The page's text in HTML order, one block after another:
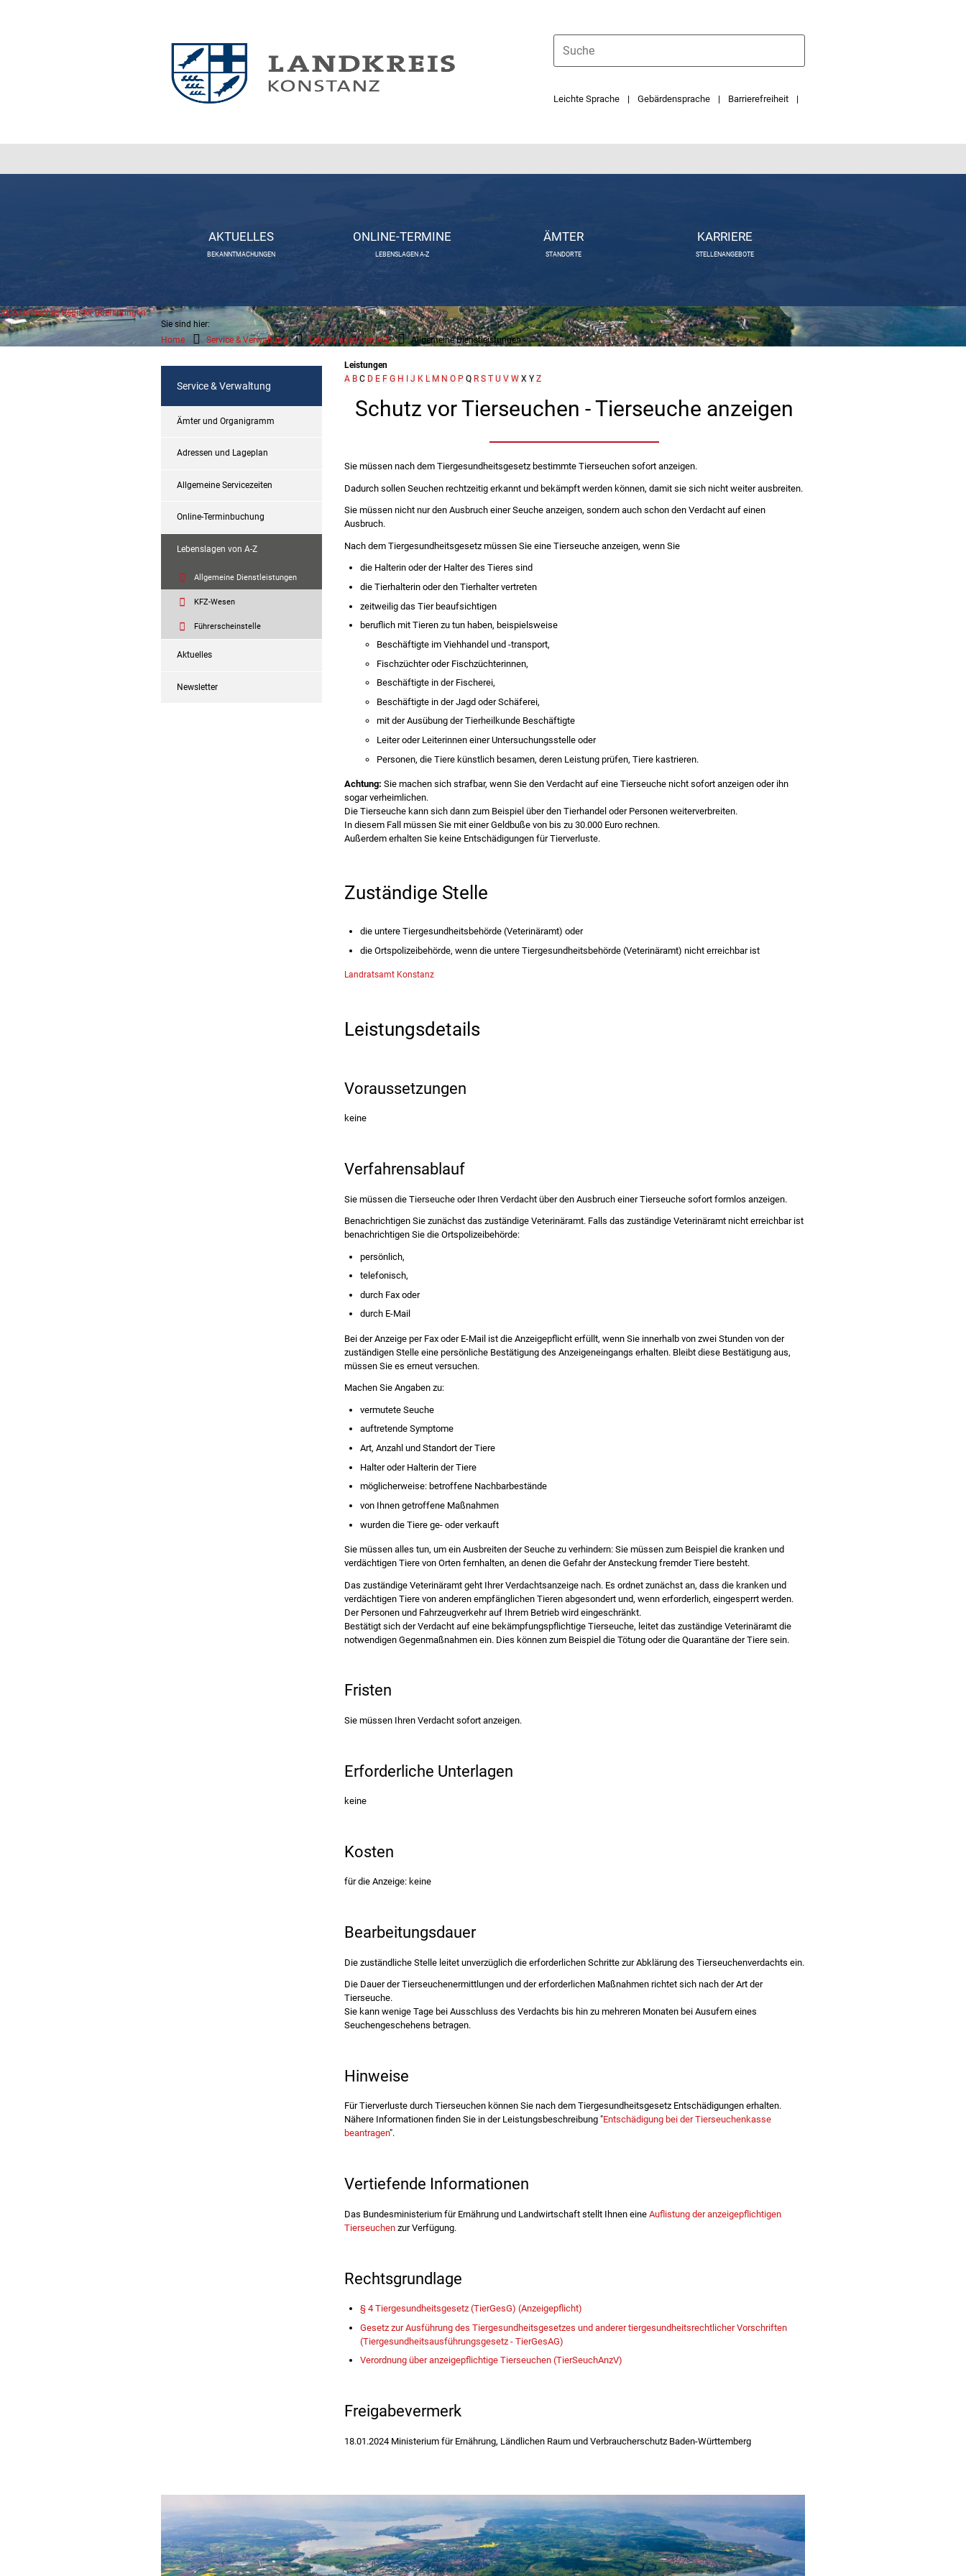
Leichte Sprache Gebärdensprache Barrierefreiheit
AKTUELLES
BEKANNTMACHUNGEN
ONLINE-TERMINE
LEBENSLAGEN A-Z
ÄMTER
STANDORTE
KARRIERE
STELLENANGEBOTE
Sie sind hier:
Home
Service & Verwaltung Lebenslagen von A-Z Allgemeine Dienstleistungen
Service & Verwaltung
Ämter und Organigramm
Adressen und Lageplan
Allgemeine Servicezeiten
Online-Terminbuchung
Lebenslagen von A-Z
Allgemeine Dienstleistungen
KFZ-Wesen
Führerscheinstelle
Aktuelles
Newsletter
Leistungen
Alphabetisches Register überspringen
A B C D E F G H I J K L M N O P Q R S T U V W X Y Z
Schutz vor Tierseuchen - Tierseuche anzeigen
Sie müssen nach dem Tiergesundheitsgesetz bestimmte Tierseuchen sofort anzeigen.
Dadurch sollen Seuchen rechtzeitig erkannt und bekämpft werden können, damit sie sich nicht weiter ausbreiten.
Sie müssen nicht nur den Ausbruch einer Seuche anzeigen, sondern auch schon den Verdacht auf einen
Ausbruch.
Nach dem Tiergesundheitsgesetz müssen Sie eine Tierseuche anzeigen, wenn Sie
die Halterin oder der Halter des Tieres sind
die Tierhalterin oder den Tierhalter vertreten
zeitweilig das Tier beaufsichtigen
beruflich mit Tieren zu tun haben, beispielsweise
Beschäftigte im Viehhandel und -transport,
Fischzüchter oder Fischzüchterinnen,
Beschäftigte in der Fischerei,
Beschäftigte in der Jagd oder Schäferei,
mit der Ausübung der Tierheilkunde Beschäftigte
Leiter oder Leiterinnen einer Untersuchungsstelle oder
Personen, die Tiere künstlich besamen, deren Leistung prüfen, Tiere kastrieren.
Achtung: Sie machen sich strafbar, wenn Sie den Verdacht auf eine Tierseuche nicht sofort anzeigen oder ihn
sogar verheimlichen.
Die Tierseuche kann sich dann zum Beispiel über den Tierhandel oder Personenweiterverbreiten.
In diesem Fall müssen Sie mit einer Geldbuße von bis zu 30.000 Euro rechnen.
Außerdem erhalten Sie keine Entschädigungen für Tierverluste.
Zuständige Stelle
die untere Tiergesundheitsbehörde (Veterinäramt) oder
die Ortspolizeibehörde, wenn die untere Tiergesundheitsbehörde (Veterinäramt) nicht erreichbar ist
Landratsamt Konstanz
Leistungsdetails
Voraussetzungen
keine
Verfahrensablauf
Sie müssen die Tierseuche oder Ihren Verdacht über den Ausbruch einer Tierseuche sofort formlos anzeigen.
Benachrichtigen Sie zunächst das zuständige Veterinäramt. Falls das zuständige Veterinäramt nicht erreichbar ist
benachrichtigen Sie die Ortspolizeibehörde:
persönlich,
telefonisch,
durch Fax oder
durch E-Mail
Bei der Anzeige per Fax oder E-Mail ist die Anzeigepflicht erfüllt, wenn Sie innerhalb von zwei Stunden von der
zuständigen Stelle eine persönliche Bestätigung des Anzeigeneingangs erhalten. Bleibt diese Bestätigung aus,
müssen Sie es erneut versuchen.
Machen Sie Angaben zu:
vermutete Seuche
auftretende Symptome
Art, Anzahl und Standort der Tiere
Halter oder Halterin der Tiere
möglicherweise: betroffene Nachbarbestände
von Ihnen getroffene Maßnahmen
wurden die Tiere ge- oder verkauft
Sie müssen alles tun, um ein Ausbreiten der Seuche zu verhindern: Sie müssen zum Beispiel die kranken und
verdächtigen Tiere von Orten fernhalten, an denen die Gefahr der Ansteckung fremder Tiere besteht.
Das zuständige Veterinäramt geht Ihrer Verdachtsanzeige nach. Es ordnet zunächst an, dass die kranken und
verdächtigen Tiere von anderen empfänglichen Tieren abgesondert und, wenn erforderlich, eingesperrt werden.
Der Personen und Fahrzeugverkehr auf Ihrem Betrieb wird eingeschränkt.
Bestätigt sich der Verdacht auf eine bekämpfungspflichtige Tierseuche, leitet das zuständige Veterinäramt die
notwendigen Gegenmaßnahmen ein. Dies können zum Beispiel die Tötung oder die Quarantäne der Tiere sein.
Fristen
Sie müssen Ihren Verdacht sofort anzeigen.
Erforderliche Unterlagen
keine
Kosten
für die Anzeige: keine
Bearbeitungsdauer
Die zuständliche Stelle leitet unverzüglich die erforderlichen Schritte zur Abklärung des Tierseuchenverdachts ein.
Die Dauer der Tierseuchenermittlungen und der erforderlichen Maßnahmen richtet sich nach der Art der
Tierseuche.
Sie kann wenige Tage bei Ausschluss des Verdachts bis hin zu mehreren Monaten bei Ausufern eines
Seuchengeschehens betragen.
Hinweise
Für Tierverluste durch Tierseuchen können Sie nach dem Tiergesundheitsgesetz Entschädigungen erhalten.
Nähere Informationen finden Sie in der Leistungsbeschreibung "Entschädigung bei der Tierseuchenkasse
beantragen".
Vertiefende Informationen
Das Bundesministerium für Ernährung und Landwirtschaft stellt Ihnen eine Auflistung der anzeigepflichtigen
Tierseuchenzur Verfügung.
Rechtsgrundlage
§ 4 Tiergesundheitsgesetz (TierGesG) (Anzeigepflicht)
Gesetz zur Ausführung des Tiergesundheitsgesetzes und anderer tiergesundheitsrechtlicher Vorschriften
(Tiergesundheitsausführungsgesetz - TierGesAG)
Verordnung über anzeigepflichtige Tierseuchen (TierSeuchAnzV)
Freigabevermerk
18.01.2024 Ministerium für Ernährung, Ländlichen Raum und Verbraucherschutz Baden-Württemberg